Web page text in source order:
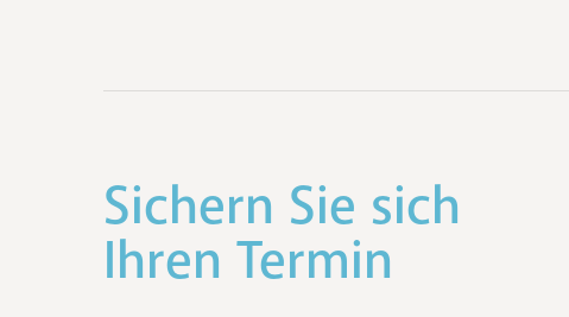
Sichern Sie sich
Ihren Termin